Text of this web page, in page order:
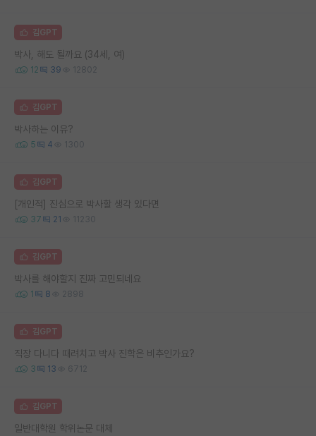
김GPT
박사, 해도 될까요 (34세, 여)
12 39 12802
김GPT
박사하는 이유?
5 4 1300
김GPT
[개인적] 진심으로 박사할 생각 있다면
37 21 11230
김GPT
박사를 해야할지 진짜 고민되네요
1 8 2898
김GPT
직장 다니다 때려치고 박사 진학은 비추인가요?
3 13 6712
김GPT
일반대학원 학위논문 대체